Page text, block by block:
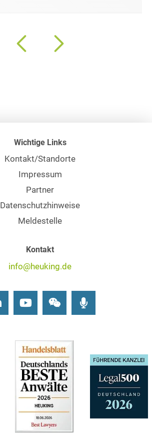
Wichtige Links
Kontakt/Standorte
Impressum
Partner
Datenschutzhinweise
Meldestelle
Kontakt
info@heuking.de
LinkedInYoutubeWechat